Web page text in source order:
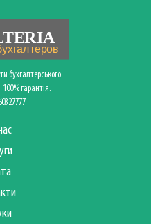
бухгалтерського
100% гарантія.